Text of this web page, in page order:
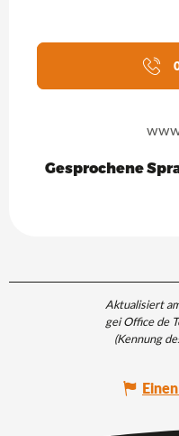
Gesprochene
Gesprochene
Aktualisiert
gei Office de
(Kennung